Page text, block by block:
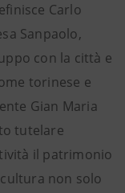
Carlo
Sanpaolo,
con la città e
torinese e
Gian Maria
tutelare
il patrimonio
non solo